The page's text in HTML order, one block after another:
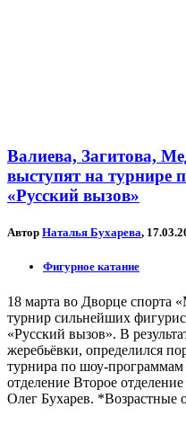
Валиева, Загитова,
выступят на турнире
«Русский вызов»
Автор Наталья Бухарева,
Фигурное катание
18 марта во Дворце спорта
турнир сильнейших
«Русский вызов». В
жеребьёвки, определился
турнира по шоу-
отделение Второе
Олег Бухарев. *Возрастные